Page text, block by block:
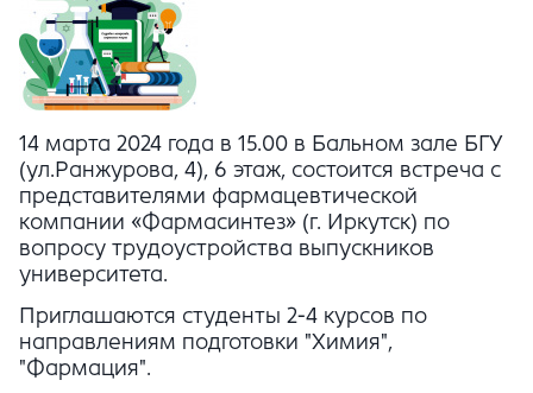
14 марта 2024 года в 15.00 в Бальном зале БГУ
(ул.Ранжурова, 4), 6 этаж, состоится встреча с
представителями фармацевтической
компании «Фармасинтез» (г. Иркутск) по
вопросу трудоустройства выпускников
университета.
Приглашаются студенты 2-4 курсов по
направлениям подготовки "Химия",
"Фармация".